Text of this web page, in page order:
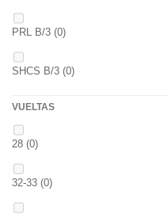
PIÑA
SCOPEX
TUTTI
PRL B/3 (0)
SHCS B/3 (0)
VUELTAS
28 (0)
32-33 (0)